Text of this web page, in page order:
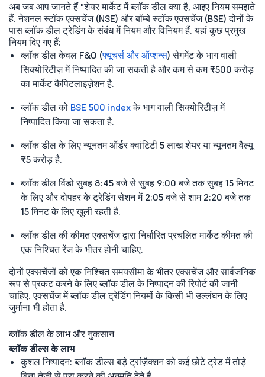
अब जब आप जानते हैं "शेयर मार्केट में ब्लॉक डील क्या है, आइए नियम समझते
हैं. नेशनल स्टॉक एक्सचेंज (NSE) और बॉम्बे स्टॉक एक्सचेंज (BSE) दोनों के
पास ब्लॉक डील ट्रेडिंग के संबंध में नियम और विनियम हैं. यहां कुछ प्रमुख
नियम दिए गए हैं:
ब्लॉक डील केवल F&O (फ्यूचर्स और ऑप्शन्स) सेगमेंट के भाग वाली
सिक्योरिटीज़ में निष्पादित की जा सकती है और कम से कम ₹500 करोड़
का मार्केट कैपिटलाइज़ेशन है.
ब्लॉक डील को BSE 500 indexके भाग वाली सिक्योरिटीज़ में
निष्पादित किया जा सकता है.
ब्लॉक डील के लिए न्यूनतम ऑर्डर क्वांटिटी 5 लाख शेयर या न्यूनतम वैल्यू
₹5 करोड़ है.
ब्लॉक डील विंडो सुबह 8:45 बजे से सुबह 9:00 बजे तक सुबह 15 मिनट
के लिए और दोपहर के ट्रेडिंग सेशन में 2:05 बजे से शाम 2:20 बजे तक
15 मिनट के लिए खुली रहती है.
ब्लॉक डील की कीमत एक्सचेंज द्वारा निर्धारित प्रचलित मार्केट कीमत की
एक निश्चित रेंज के भीतर होनी चाहिए.
दोनों एक्सचेंजों को एक निश्चित समयसीमा के भीतर एक्सचेंज और सार्वजनिक
रूप से प्रकट करने के लिए ब्लॉक डील के निष्पादन की रिपोर्ट की जानी
चाहिए. एक्सचेंज में ब्लॉक डील ट्रेडिंग नियमों के किसी भी उल्लंघन के लिए
जुर्माना भी होता है.
ब्लॉक डील के लाभ और नुकसान
ब्लॉक डील्स के लाभ
कुशल निष्पादन: ब्लॉक डील्स बड़े ट्रांज़ैक्शन को कई छोटे ट्रेड में तोड़े